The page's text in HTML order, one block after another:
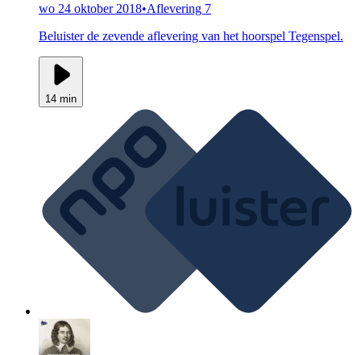
wo 24 oktober 2018•Aflevering 7
Beluister de zevende aflevering van het hoorspel Tegenspel.
14 min